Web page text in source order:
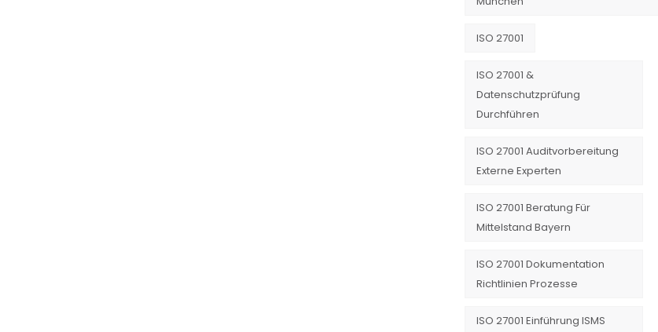
ISO 27001
ISO 27001 &
Datenschutzprüfung
Durchführen
ISO 27001 Auditvorbereitung
Externe Experten
ISO 27001 Beratung Für
Mittelstand Bayern
ISO 27001 Dokumentation
Richtlinien Prozesse
ISO 27001 Einführung ISMS